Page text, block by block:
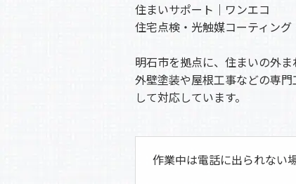
住まいサポート｜ワンエコ
住宅点検・光触媒コーティン
明石市を拠点に、住まいの外ま
外壁塗装や屋根工事などの専
して対応しています。
作業中は電話に出られない